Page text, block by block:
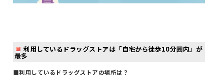
利用しているドラッグストアは「自宅から徒歩10分圏内」が
最多
■利用しているドラッグストアの場所は？